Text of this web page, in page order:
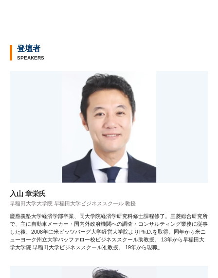
登壇者
SPEAKERS
入山 章栄氏
早稲田大学大学院 早稲田大学ビジネススクール 教授
慶應義塾大学経済学部卒業、同大学院経済学研究科修士課程修了。三菱総合研究所
で、主に自動車メーカー・国内外政府機関への調査・コンサルティング業務に従事
した後、2008年に米ピッツバーグ大学経営大学院よりPh.D.を取得。同年から米ニ
ューヨーク州立大学バッファロー校ビジネススクール助教授。 13年から早稲田大
学大学院 早稲田大学ビジネススクール准教授。 19年から現職。